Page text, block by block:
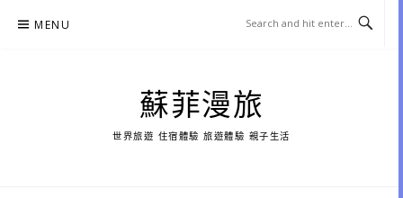
MENU
蘇菲漫旅
世界旅遊 住宿體驗 旅遊體驗 親子生活